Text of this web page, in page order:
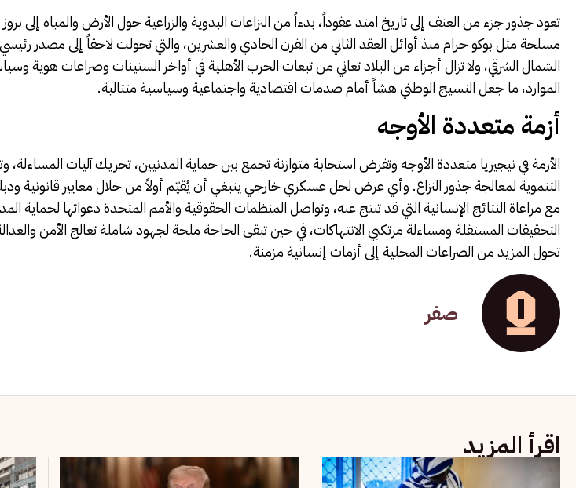
تعود جذور جزء من العنف إلى تاريخ امتد عقوداً، بدءاً من النزاعات البدوية والزراعية حول الأرض والمياه إلى
مسلحة مثل بوكو حراممنذ أوائل العقد الثاني من القرن الحادي والعشرين، والتي تحولت لاحقاً إلى مصدر
الشمال الشرقي، ولا تزال أجزاء من البلاد تعاني من تبعات الحرب الأهلية في أواخر الستينات وصراعات هوية
الموارد، ما جعل النسيج الوطني هشاً أمام صدمات اقتصادية واجتماعية وسياسية متتالية.
أزمة متعددة الأوجه
الأزمة في نيجيريا متعددة الأوجه وتفرض استجابة متوازنة تجمع بين حماية المدنيين، تحريك آليات المساءلة،
التنموية لمعالجة جذور النزاع. وأي عرض لحل عسكري خارجي ينبغي أن يُقيّم أولاً من خلال معايير قانونية
مع مراعاة النتائج الإنسانية التي قد تنتج عنه، وتواصل المنظمات الحقوقية والأمم المتحدة دعواتها لحماية
التحقيقات المستقلة ومساءلة مرتكبي الانتهاكات، في حين تبقى الحاجة ملحة لجهود شاملة تعالج الأمن
تحول المزيد من الصراعات المحلية إلى أزمات إنسانية مزمنة.
صفر
اقرأ المزيد